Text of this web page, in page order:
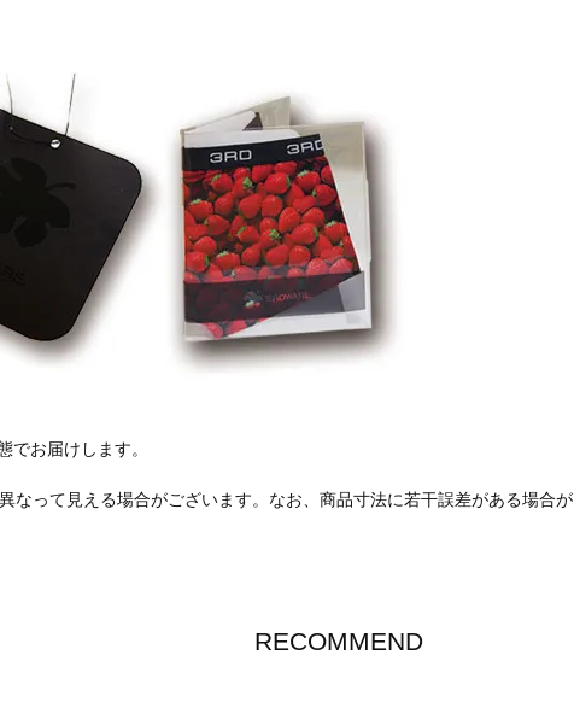
でお届けします。
って見える場合がございます。なお、商品寸法に若干誤差がある場合が
RECOMMEND